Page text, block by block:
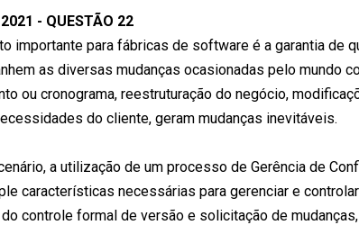
- QUESTÃO 22
importante para fábricas de software é a garantia de
as diversas mudanças ocasionadas pelo mundo
ou cronograma, reestruturação do negócio,
do cliente, geram mudanças inevitáveis.
a utilização de um processo de Gerência de
características necessárias para gerenciar e
controle formal de versão e solicitação de